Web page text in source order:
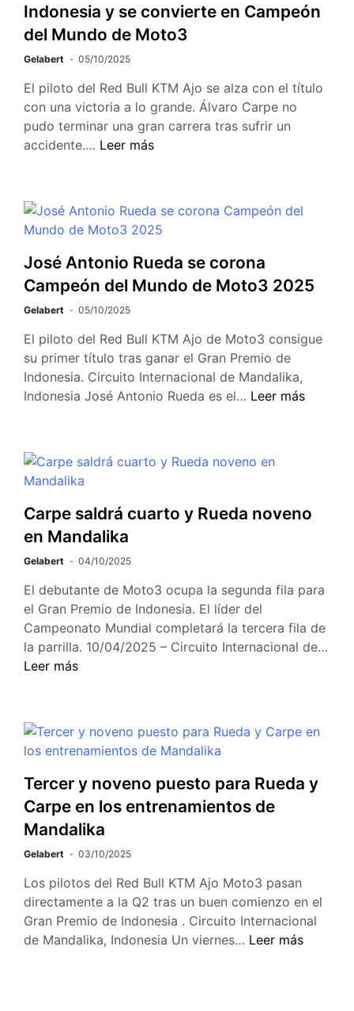
Indonesia y se convierte en Campeón
del Mundo de Moto3
Gelabert 05/10/2025
El piloto del Red Bull KTM Ajo se alza con el título
con una victoria a lo grande. Álvaro Carpe no
pudo terminar una gran carrera tras sufrir un
accidente.… Leer más
José Antonio Rueda se corona
Campeón del Mundo de Moto3 2025
Gelabert 05/10/2025
El piloto del Red Bull KTM Ajo de Moto3 consigue
su primer título tras ganar el Gran Premio de
Indonesia. Circuito Internacional de Mandalika,
Indonesia José Antonio Rueda es el… Leer más
Carpe saldrá cuarto y Rueda noveno
en Mandalika
Gelabert 04/10/2025
El debutante de Moto3 ocupa la segunda fila para
el Gran Premio de Indonesia. El líder del
Campeonato Mundial completará la tercera fila de
la parrilla. 10/04/2025 – Circuito Internacional de…
Leer más
Tercer y noveno puesto para Rueda y
Carpe en los entrenamientos de
Mandalika
Gelabert 03/10/2025
Los pilotos del Red Bull KTM Ajo Moto3 pasan
directamente a la Q2 tras un buen comienzo en el
Gran Premio de Indonesia . Circuito Internacional
de Mandalika, Indonesia Un viernes… Leer más